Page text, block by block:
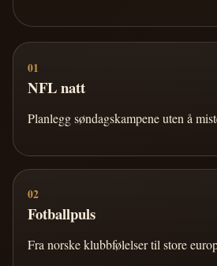
01
NFL natt
Planlegg søndagskampene uten å
02
Fotballpuls
Fra norske klubbfølelser til store